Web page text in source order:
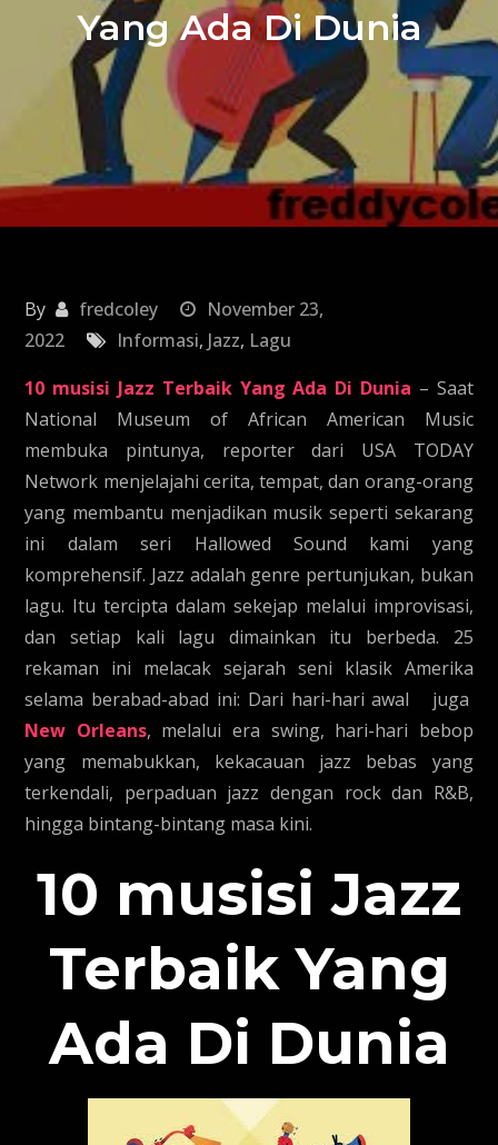
Yang Ada Di Dunia
By fredcoley
November 23,
2022
Informasi, Jazz, Lagu
10 musisi Jazz Terbaik Yang Ada Di Dunia – Saat
National Museum of African American Music
membuka pintunya, reporter dari USA TODAY
Network menjelajahi cerita, tempat, dan orang-orang
yang membantu menjadikan musik seperti sekarang
ini dalam seri Hallowed Sound kami yang
komprehensif. Jazz adalah genre pertunjukan, bukan
lagu. Itu tercipta dalam sekejap melalui improvisasi,
dan setiap kali lagu dimainkan itu berbeda. 25
rekaman ini melacak sejarah seni klasik Amerika
selama berabad-abad ini: Dari hari-hari awal juga
New Orleans, melalui era swing, hari-hari bebop
yang memabukkan, kekacauan jazz bebas yang
terkendali, perpaduan jazz dengan rock dan R&B,
hingga bintang-bintang masa kini.
10 musisi Jazz
Terbaik Yang
Ada Di Dunia